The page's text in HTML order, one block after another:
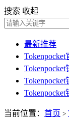
搜索 收起
最新推荐
当前位置： 首页 >